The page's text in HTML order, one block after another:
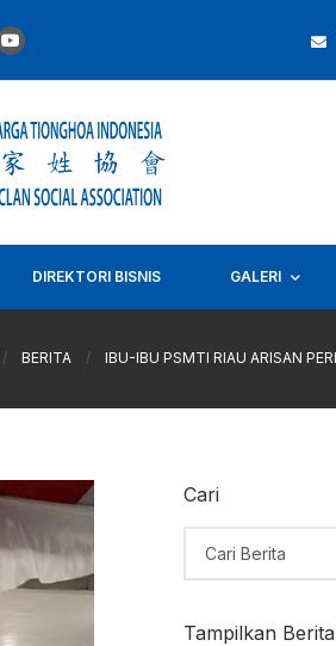
DIREKTORI BISNIS GALERI
/ BERITA / IBU-IBU PSMTI RIAU ARISAN
Cari
Tampilkan Berita